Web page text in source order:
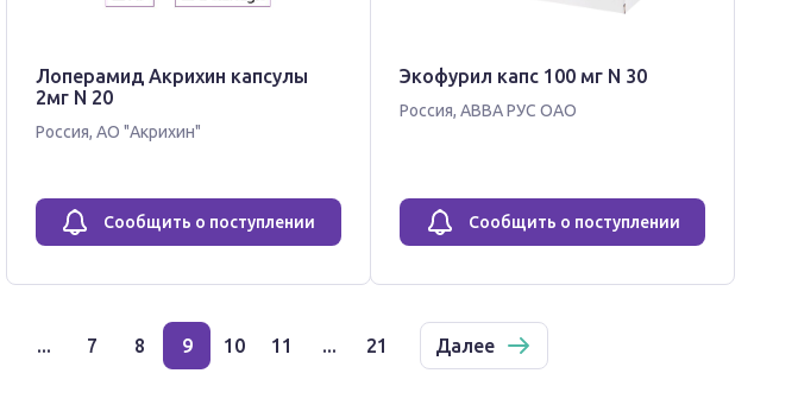
Лоперамид Акрихин капсулы
2мг N 20
Россия, АО "Акрихин"
Сообщить о поступлении
Экофурил капс 100 мг N 30
Россия,АВВА РУС ОАО
Сообщить о поступлении
... 7 8 9 10 11 ... 21 Далее